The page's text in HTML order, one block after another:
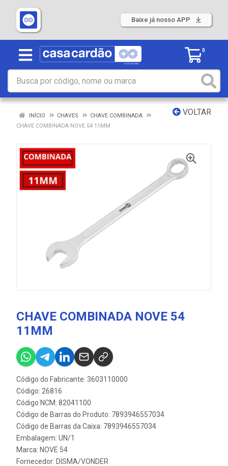
Baixe já nosso APP
0
VOLTAR
INÍCIO CHAVES
CHAVE COMBINADA
CHAVE COMBINADA NOVE 54 11MM
CHAVE COMBINADA NOVE 54
11MM
Código do Fabricante: 3603110000
Código: 26816
Código NCM: 82041100
Código de Barras do Produto: 7893946557034
Código de Barras da Caixa: 7893946557034
Embalagem: UN/1
Marca: NOVE 54
Fornecedor: DISMA/VONDER